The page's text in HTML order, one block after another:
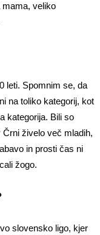
mama, veliko
leti. Spomnim se, da
na toliko kategorij, kot
kategorija. Bili so
Črni živelo več mladih,
in prosti čas ni
žogo.
slovensko ligo, kjer